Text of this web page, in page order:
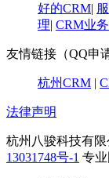
好的CRM|
理| CRM业
友情链接（QQ申
杭州CRM |
法律声明
杭州八骏科技有
13031748号-1 专